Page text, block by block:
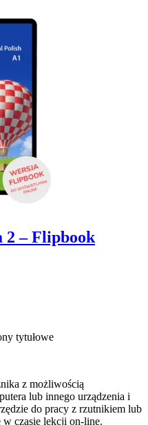
2 – Flipbook
tytułowe
z możliwością
lub innego urządzenia i
do pracy z rzutnikiem lub
w czasie lekcji on-line.